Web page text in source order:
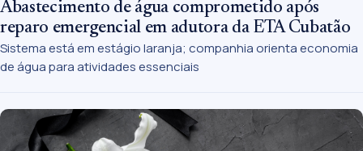
Abastecimento de água comprometido após
reparo emergencial em adutora da ETA Cubatão
Sistema está em estágio laranja; companhia orienta economia
de água para atividades essenciais